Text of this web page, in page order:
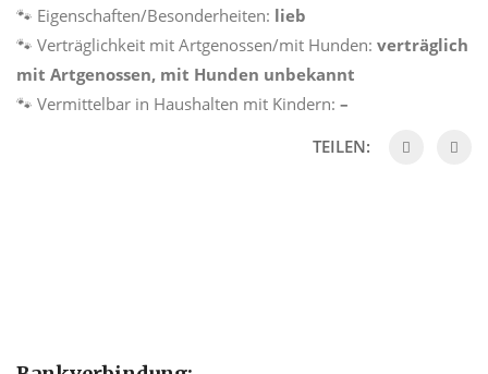
🐾 Eigenschaften/Besonderheiten: lieb
🐾 Verträglichkeit mit Artgenossen/mit Hunden: verträglich
mit Artgenossen, mit Hunden unbekannt
🐾 Vermittelbar in Haushalten mit Kindern: –
TEILEN: